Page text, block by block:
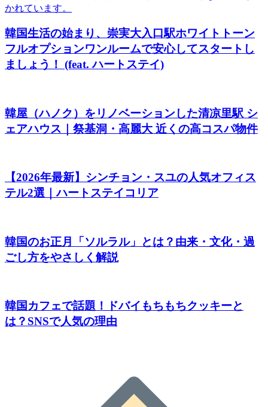
韓国生活の始まり、崇実大入口駅ホワイトトーン
フルオプションワンルームで安心してスタートし
ましょう！ (feat. ハートステイ)
韓屋（ハノク）をリノベーションした清凉里駅 シ
ェアハウス｜祭基洞・高麗大 近くの高コスパ物件
【2026年最新】シンチョン・スユの人気オフィス
テル2選｜ハートステイコリア
韓国のお正月「ソルラル」とは？由来・文化・過
ごし方をやさしく解説
韓国カフェで話題！ドバイもちもちクッキーと
は？SNSで人気の理由